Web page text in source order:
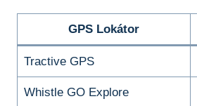
GPS Lokátor
Tractive GPS
Whistle GO Explore